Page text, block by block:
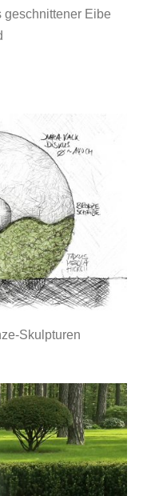
geschnittener Eibe
Skulpturen